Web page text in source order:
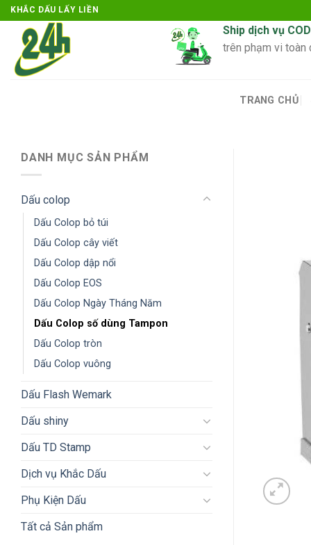
Skip
to
content
KHẮC DẤU LẤY LIỀN
Ship dịch vụ COD
trên phạm vi toàn
TRANG CHỦ
DANH MỤC SẢN PHẨM
Dấu colop
Dấu Colop bỏ túi
Dấu Colop cây viết
Dấu Colop dập nổi
Dấu Colop EOS
Dấu Colop Ngày Tháng Năm
Dấu Colop số dùng Tampon
Dấu Colop tròn
Dấu Colop vuông
Dấu Flash Wemark
Dấu shiny
Dấu TD Stamp
Dịch vụ Khắc Dấu
Phụ Kiện Dấu
Tất cả Sản phẩm